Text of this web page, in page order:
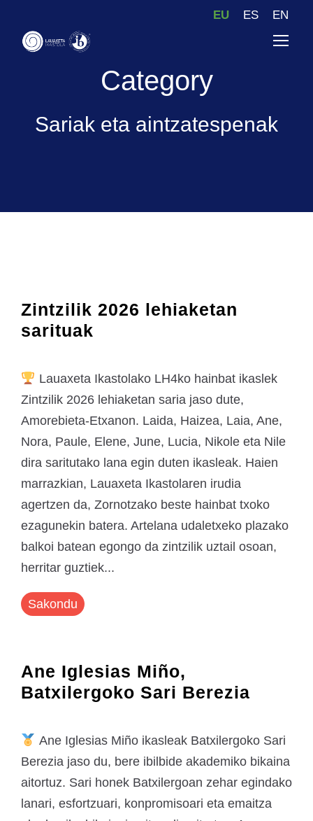
EU ES EN
Category
Sariak eta aintzatespenak
Zintzilik 2026 lehiaketan
sarituak
Lauaxeta Ikastolako LH4ko hainbat ikaslek
Zintzilik 2026 lehiaketan saria jaso dute,
Amorebieta-Etxanon. Laida, Haizea, Laia, Ane,
Nora, Paule, Elene, June, Lucia, Nikole eta Nile
dira saritutako lana egin duten ikasleak. Haien
marrazkian, Lauaxeta Ikastolaren irudia
agertzen da, Zornotzako beste hainbat txoko
ezagunekin batera. Artelana udaletxeko plazako
balkoi batean egongo da zintzilik uztail osoan,
herritar guztiek...
Sakondu
Ane Iglesias Miño,
Batxilergoko Sari Berezia
Ane Iglesias Miño ikasleak Batxilergoko Sari
Berezia jaso du, bere ibilbide akademiko bikaina
aitortuz. Sari honek Batxilergoan zehar egindako
lanari, esfortzuari, konpromisoari eta emaitza